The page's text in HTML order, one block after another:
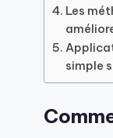
Les
simple